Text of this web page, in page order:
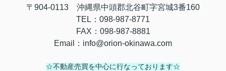
〒 904-0113 沖縄県中頭郡北谷町字宮城3番160
TEL ： 098-987-8771
FAX ： 098-987-8881
Email
： info@orion-okinawa.com
☆不動産売買を中心に行なっております☆